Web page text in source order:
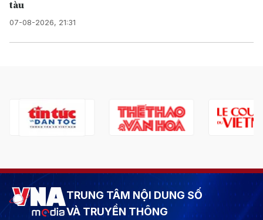
tàu
07-08-2026, 21:31
TRUNG TÂM NỘI DUNG SỐ
VÀ TRUYỀN THÔNG